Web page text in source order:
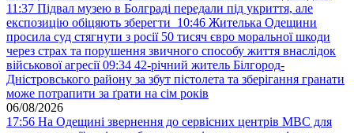
11:37 Підвал музею в Болграді передали під укриття, але
експозицію обіцяють зберегти 10:46 Жителька Одещини
просила суд стягнути з росії 50 тисяч євро моральної шкоди
через страх та порушення звичного способу життя внаслідок
військової агресії 09:34 42-річний житель Білгород-
Дністровського району за збут пістолета та зберігання гранати
може потрапити за ґрати на сім років
06/08/2026
17:56 На Одещині звернення до сервісних центрів МВС для